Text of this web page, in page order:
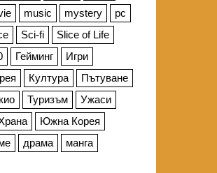
music mystery
pc
Sci-fi
Slice of Life
Гейминг
Игри
Култура
Пътуване
Туризъм
Ужаси
Южна Корея
драма манга